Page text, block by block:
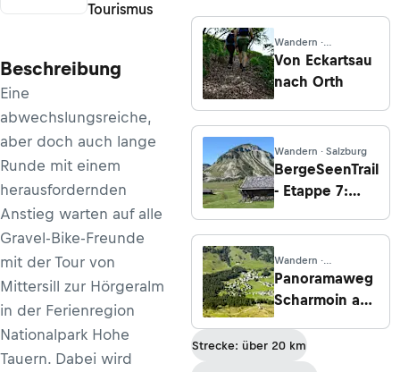
Tourismus
Beschreibung
Eine
abwechslungsreiche,
aber doch auch lange
Runde mit einem
herausfordernden
Anstieg warten auf alle
Gravel-Bike-Freunde
mit der Tour von
Mittersill zur Hörgeralm
in der Ferienregion
Nationalpark Hohe
Tauern. Dabei wird
Wandern ·
Niederösterreich
Von Eckartsau
nach Orth
Wandern · Salzburg
BergeSeenTrail
- Etappe 7:
Postalm
Wandern ·
Graubünden
Panoramaweg
Scharmoin ab
Strecke: über 20 km